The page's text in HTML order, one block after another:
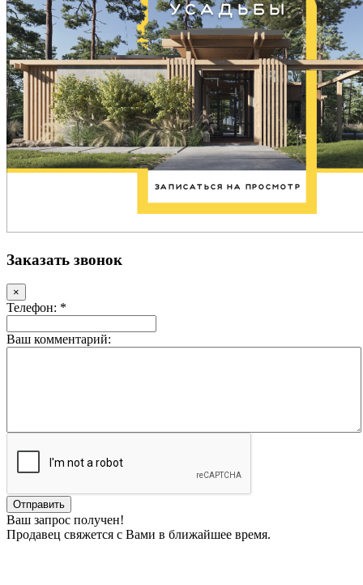
Заказать звонок
×
Телефон: *
Ваш комментарий:
Ваш запрос получен!
Продавец свяжется с Вами в ближайшее время.